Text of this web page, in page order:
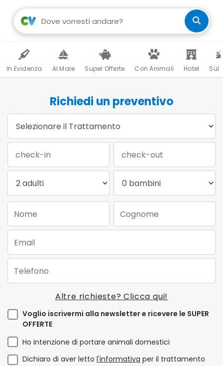
In Evidenza Al Mare Super Offerte Con Animali Hotel Sul
Richiedi un preventivo
Altre richieste? Clicca qui!
Voglio iscrivermi alla newsletter e ricevere le SUPER
OFFERTE
Ho intenzione di portare animali domestici
Dichiaro di aver letto l'informativa per il trattamento